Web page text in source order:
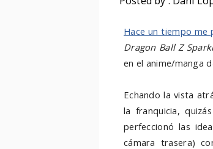
Hace un tiempo
Dragon Ball Z
en el anime/manga
Echando la vista
la franquicia,
perfeccionó las
cámara trasera)